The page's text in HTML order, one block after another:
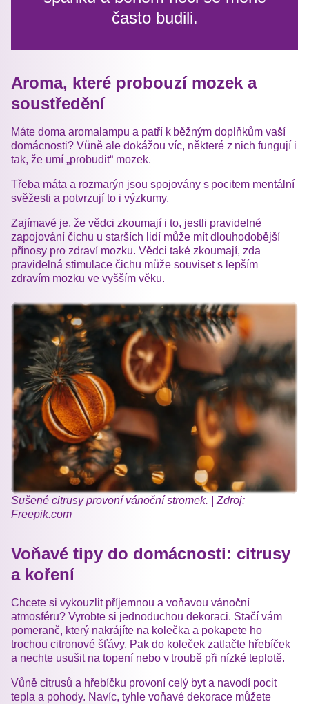
často budili.
Aroma, které probouzí mozek a
soustředění
Máte doma aromalampu a patří k běžným doplňkům vaší
domácnosti? Vůně ale dokážou víc, některé z nich fungují i
tak, že umí „probudit“ mozek.
Třeba máta a rozmarýn jsou spojovány s pocitem mentální
svěžesti a potvrzují to i výzkumy.
Zajímavé je, že vědci zkoumají i to, jestli pravidelné
zapojování čichu u starších lidí může mít dlouhodobější
přínosy pro zdraví mozku. Vědci také zkoumají, zda
pravidelná stimulace čichu může souviset s lepším
zdravím mozku ve vyšším věku.
Sušené citrusy provoní vánoční stromek. | Zdroj:
Freepik.com
Voňavé tipy do domácnosti: citrusy
a koření
Chcete si vykouzlit příjemnou a voňavou vánoční
atmosféru? Vyrobte si jednoduchou dekoraci. Stačí vám
pomeranč, který nakrájíte na kolečka a pokapete ho
trochou citronové šťávy. Pak do koleček zatlačte hřebíček
a nechte usušit na topení nebo v troubě při nízké teplotě.
Vůně citrusů a hřebíčku provoní celý byt a navodí pocit
tepla a pohody. Navíc, tyhle voňavé dekorace můžete